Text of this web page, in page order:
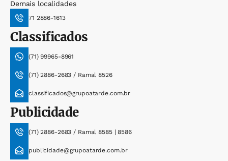
Demais localidades
71 2886-1613
Classificados
(71) 99965-8961
(71) 2886-2683 / Ramal 8526
classificados@grupoatarde.com.br
Publicidade
(71) 2886-2683 / Ramal 8585 | 8586
publicidade@grupoatarde.com.br